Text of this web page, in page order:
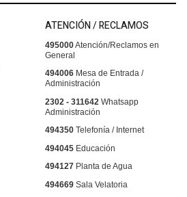
ATENCIÓN / RECLAMOS
495000Atención/Reclamos en
General
494006 Mesa de Entrada /
Administración
2302 - 311642 Whatsapp
Administración
494350 Telefonía / Internet
494045 Educación
494127 Planta de Agua
494669 Sala Velatoria